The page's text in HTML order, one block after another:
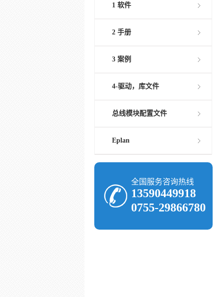
1 软件
2 手册
3 案例
4-驱动，库文件
总线模块配置文件
Eplan
全国服务咨询热线
13590449918
0755-29866780